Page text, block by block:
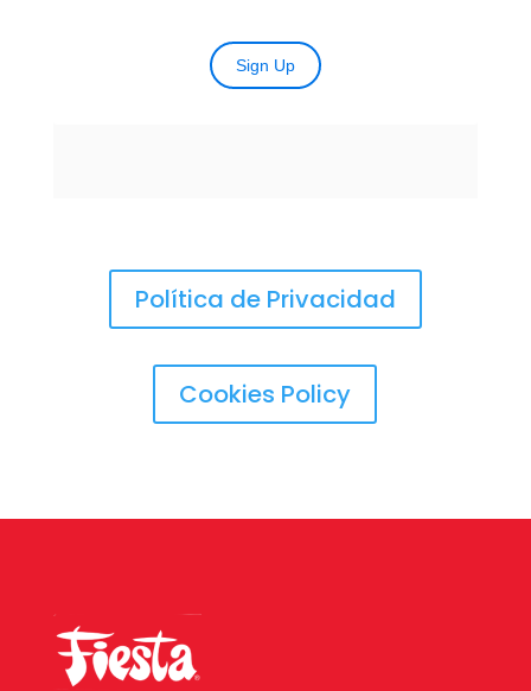
Política de Privacidad
Cookies Policy